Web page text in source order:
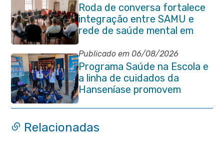
Roda de conversa fortalece
integração entre SAMU e
rede de saúde mental em
Itaboraí
Publicado em 06/08/2026
Programa Saúde na Escola e
a linha de cuidados da
Hanseníase promovem
conscientização sobre
hanseníase na E.M Adelaide
de Magalhães Seabra
Relacionadas